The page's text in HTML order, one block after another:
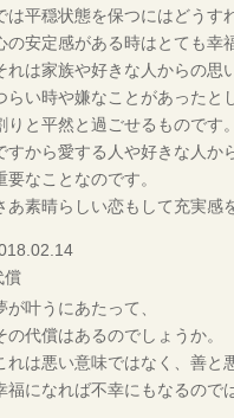
は平穏状態を保つにはどうす
の安定感がある時はとても幸
れは家族や好きな人からの思
らい時や嫌なことがあったと
りと平然と過ごせるものです
すから愛する人や好きな人か
要なことなのです。
あ素晴らしい恋もして充実感
償
が叶うにあたって、
の代償はあるのでしょうか。
れは悪い意味ではなく、善と
福になれば不幸にもなるので